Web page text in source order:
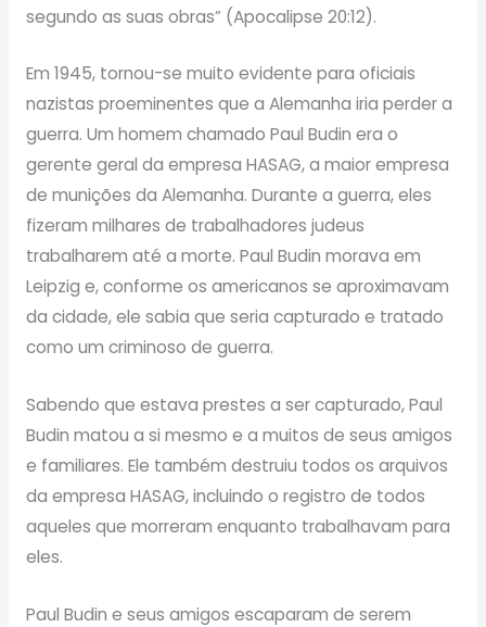
segundo as suas obras” (Apocalipse 20:12).
Em 1945, tornou-se muito evidente para oficiais
nazistas proeminentes que a Alemanha iria perder a
guerra. Um homem chamado Paul Budin era o
gerente geral da empresa HASAG, a maior empresa
de munições da Alemanha. Durante a guerra, eles
fizeram milhares de trabalhadores judeus
trabalharem até a morte. Paul Budin morava em
Leipzig e, conforme os americanos se aproximavam
da cidade, ele sabia que seria capturado e tratado
como um criminoso de guerra.
Sabendo que estava prestes a ser capturado, Paul
Budin matou a si mesmo e a muitos de seus amigos
e familiares. Ele também destruiu todos os arquivos
da empresa HASAG, incluindo o registro de todos
aqueles que morreram enquanto trabalhavam para
eles.
Paul Budin e seus amigos escaparam de serem